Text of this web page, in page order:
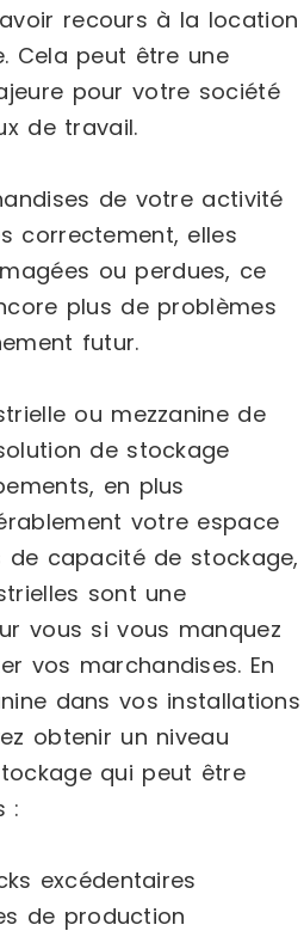
recours à la location
Cela peut être une
pour votre société
de travail.
de votre activité
correctement, elles
ou perdues, ce
plus de problèmes
futur.
ou mezzanine de
de stockage
en plus
votre espace
de capacité de stockage,
sont une
vous si vous manquez
vos marchandises. En
dans vos installations
obtenir un niveau
qui peut être
:
excédentaires
de production